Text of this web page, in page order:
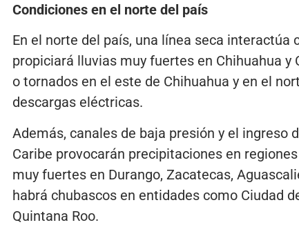
Condiciones en el norte del país
En el norte del país, una línea seca
propiciará lluvias muy fuertes en Chihuahua
o tornados en el este de Chihuahua y en el
descargas eléctricas.
Además, canales de baja presión y el ingreso
Caribe provocarán precipitaciones en
muy fuertes en Durango, Zacatecas,
habrá chubascos en entidades como Ciudad
Quintana Roo.